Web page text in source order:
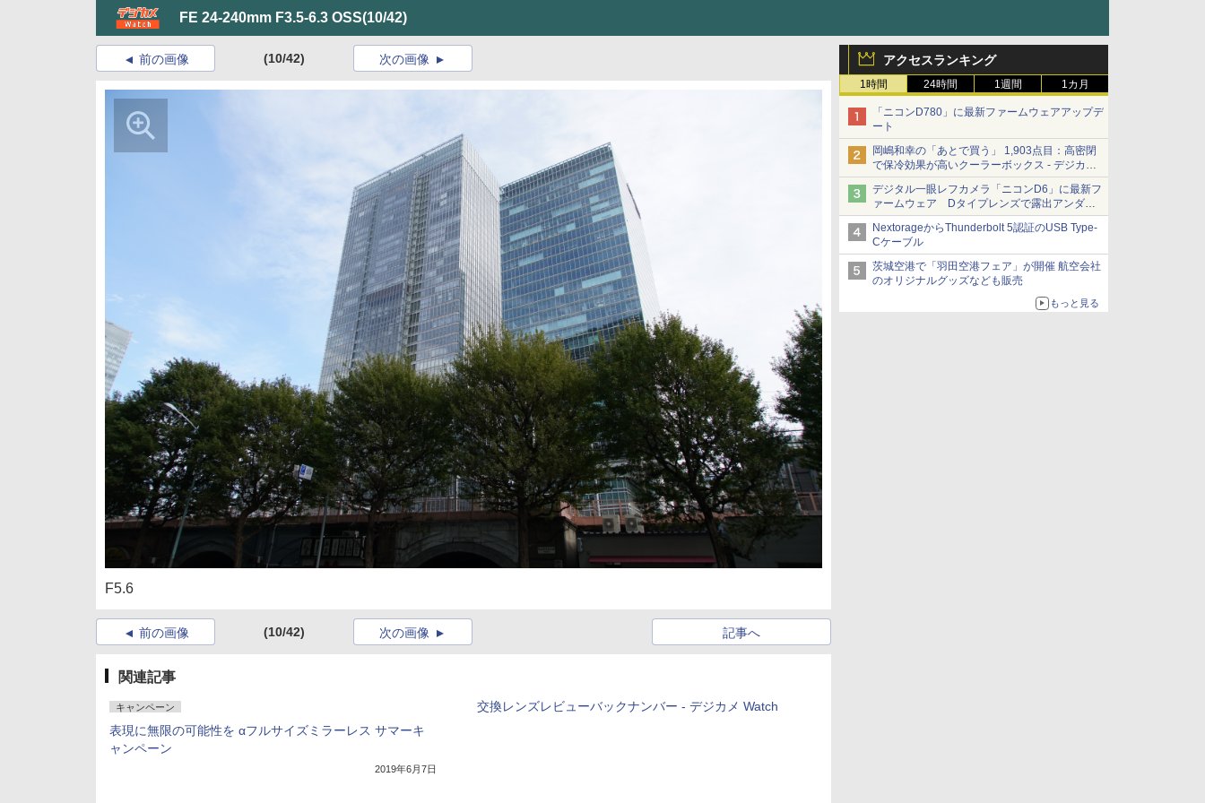
FE 24-240mm F3.5-6.3 OSS(10/42)
アクセスランキング
1時間 24時間 1週間 1カ月
「ニコンD780」に最新ファームウェアアップデ
ート
岡嶋和幸の「あとで買う」 1,903点目：高密閉
で保冷効果が高いクーラーボックス - デジカメ
Watch
デジタル一眼レフカメラ「ニコンD6」に最新フ
ァームウェア Dタイプレンズで露出アンダー
になる現象の修正など
NextorageからThunderbolt 5認証のUSB Type-
Cケーブル
茨城空港で「羽田空港フェア」が開催 航空会社
のオリジナルグッズなども販売
もっと見る
前の画像 (10/42) 次の画像
F5.6
前の画像 (10/42) 記事へ
次の画像
関連記事
キャンペーン
表現に無限の可能性を αフルサイズミラーレス サマーキ
ャンペーン
2019年6月7日
交換レンズレビューバックナンバー - デジカメ Watch